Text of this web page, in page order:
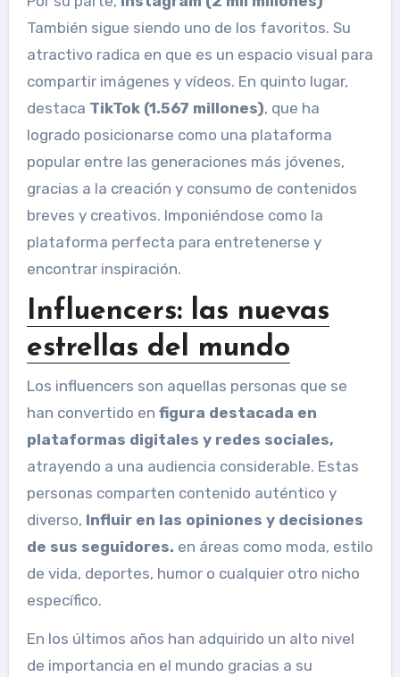
También sigue siendo uno de los favoritos. Su
atractivo radica en que es un espacio visual para
compartir imágenes y vídeos. En quinto lugar,
destaca TikTok (1.567 millones), que ha
logrado posicionarse como una plataforma
popular entre las generaciones más jóvenes,
gracias a la creación y consumo de contenidos
breves y creativos. Imponiéndose como la
plataforma perfecta para entretenerse y
encontrar inspiración.
Influencers: las nuevas
estrellas del mundo
Los influencers son aquellas personas que se
han convertido en figura destacada en
plataformas digitales y redes sociales,
atrayendo a una audiencia considerable. Estas
personas comparten contenido auténtico y
diverso, Influir en las opiniones y decisiones
de sus seguidores. en áreas como moda, estilo
de vida, deportes, humor o cualquier otro nicho
específico.
En los últimos años han adquirido un alto nivel
de importancia en el mundo gracias a su